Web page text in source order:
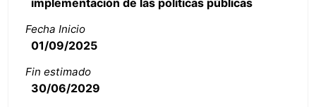
Fecha Inicio
01/09/2025
Fin estimado
30/06/2029